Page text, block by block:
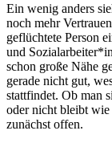
Ein wenig anders
noch mehr
geflüchtete Person
und
schon große Nähe
gerade nicht gut,
stattfindet. Ob man
oder nicht bleibt wie
zunächst offen.